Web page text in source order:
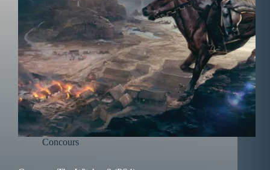
Concours